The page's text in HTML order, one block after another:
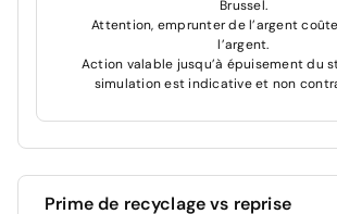
Brussel.
Attention, emprunter de l’argent
l’argent.
Action valable jusqu’à épuisement du
simulation est indicative et non
Prime de recyclage vs reprise